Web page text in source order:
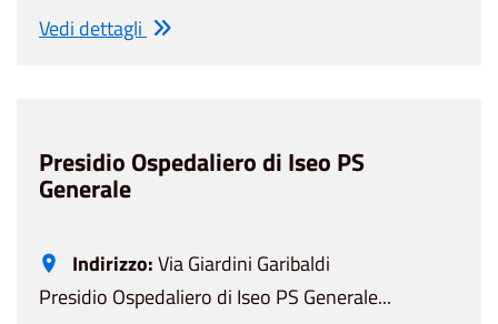
Vedi dettagli
Presidio Ospedaliero di Iseo PS
Generale
Indirizzo:Via Giardini Garibaldi
Presidio Ospedaliero di Iseo PS Generale...